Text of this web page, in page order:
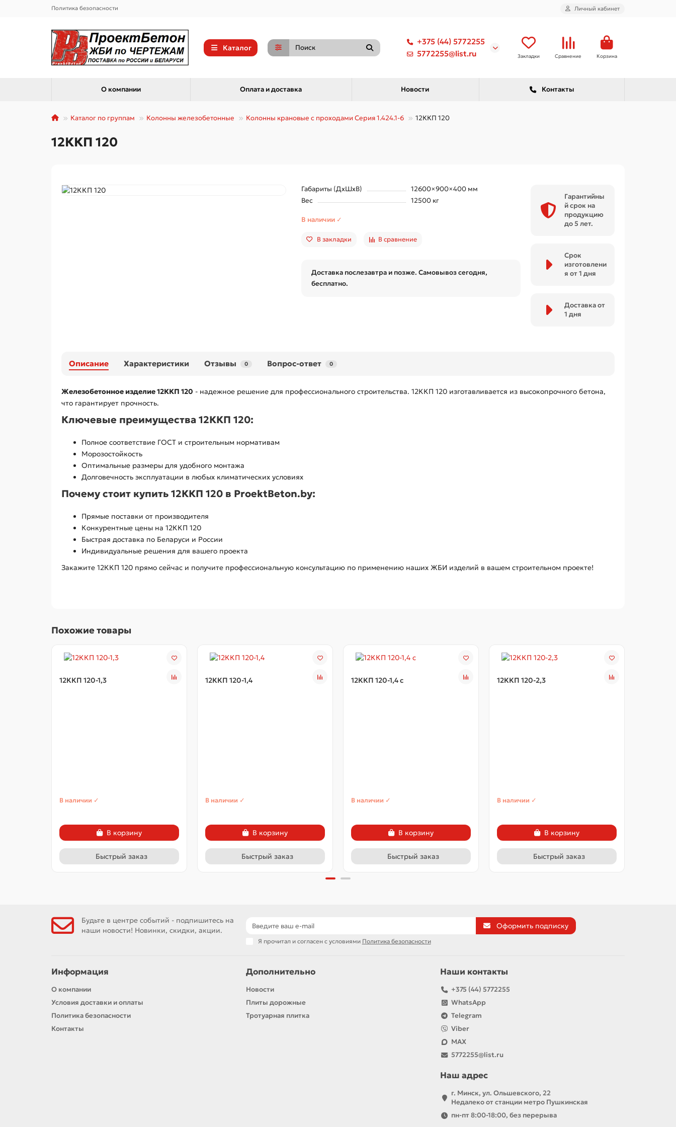
Политика безопасности Личный кабинет
Каталог
+375 (44) 5772255
5772255@list.ru
Закладки Сравнение Корзина
О компании Оплата и доставка Новости Контакты
Каталог по группам Колонны железобетонные Колонны крановые с проходами Серия 1.424.1-6 12ККП 120
12ККП 120
Габариты (ДхШхВ)
12600×900×400 мм
Вес
12500 кг
В наличии ✓
В закладки В сравнение
Доставка послезавтра и позже. Самовывоз сегодня,
бесплатно.
Гарантийны
й срок на
продукцию
до 5 лет.
Срок
изготовлени
я от 1 дня
Доставка от
1 дня
Описание Характеристики Отзывы 0 Вопрос-ответ 0
Железобетонное изделие 12ККП 120 - надежное решение для профессионального строительства. 12ККП 120 изготавливается из высокопрочного бетона,
что гарантирует прочность.
Ключевые преимущества 12ККП 120:
Полное соответствие ГОСТ и строительным нормативам
Морозостойкость
Оптимальные размеры для удобного монтажа
Долговечность эксплуатации в любых климатических условиях
Почему стоит купить 12ККП 120 в ProektBeton.by:
Прямые поставки от производителя
Конкурентные цены на 12ККП 120
Быстрая доставка по Беларуси и России
Индивидуальные решения для вашего проекта
Закажите 12ККП 120 прямо сейчас и получите профессиональную консультацию по применению наших ЖБИ изделий в вашем строительном проекте!
Похожие товары
12ККП 120-1,3
В наличии ✓
В корзину
Быстрый заказ
12ККП 120-1,4
В наличии ✓
В корзину
Быстрый заказ
12ККП 120-1,4 с
В наличии ✓
В корзину
Быстрый заказ
12ККП 120-2,3
В наличии ✓
В корзину
Быстрый заказ
Будьте в центре событий - подпишитесь на
наши новости! Новинки, скидки, акции.
Оформить подписку
Я прочитал и согласен с условиями Политика безопасности
Информация
О компании
Условия доставки и оплаты
Политика безопасности
Контакты
Дополнительно
Новости
Плиты дорожные
Тротуарная плитка
Наши контакты
+375 (44) 5772255
WhatsApp
Telegram
Viber
MAX
5772255@list.ru
Наш адрес
г. Минск, ул. Ольшевского, 22
Недалеко от станции метро Пушкинская
пн-пт 8:00-18:00, без перерыва